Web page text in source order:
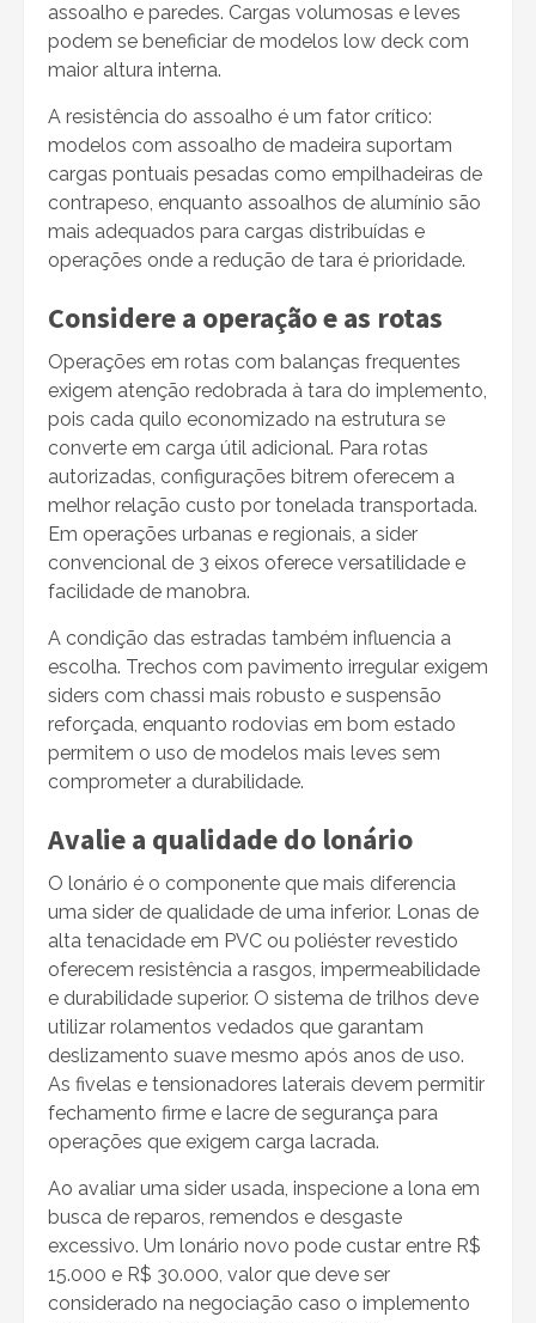
assoalho e paredes. Cargas volumosas e leves
podem se beneficiar de modelos low deck com
maior altura interna.
A resistência do assoalho é um fator crítico:
modelos com assoalho de madeira suportam
cargas pontuais pesadas como empilhadeiras de
contrapeso, enquanto assoalhos de alumínio são
mais adequados para cargas distribuídas e
operações onde a redução de tara é prioridade.
Considere a operação e as rotas
Operações em rotas com balanças frequentes
exigem atenção redobrada à tara do implemento,
pois cada quilo economizado na estrutura se
converte em carga útil adicional. Para rotas
autorizadas, configurações bitrem oferecem a
melhor relação custo por tonelada transportada.
Em operações urbanas e regionais, a sider
convencional de 3 eixos oferece versatilidade e
facilidade de manobra.
A condição das estradas também influencia a
escolha. Trechos com pavimento irregular exigem
siders com chassi mais robusto e suspensão
reforçada, enquanto rodovias em bom estado
permitem o uso de modelos mais leves sem
comprometer a durabilidade.
Avalie a qualidade do lonário
O lonário é o componente que mais diferencia
uma sider de qualidade de uma inferior. Lonas de
alta tenacidade em PVC ou poliéster revestido
oferecem resistência a rasgos, impermeabilidade
e durabilidade superior. O sistema de trilhos deve
utilizar rolamentos vedados que garantam
deslizamento suave mesmo após anos de uso.
As fivelas e tensionadores laterais devem permitir
fechamento firme e lacre de segurança para
operações que exigem carga lacrada.
Ao avaliar uma sider usada, inspecione a lona em
busca de reparos, remendos e desgaste
excessivo. Um lonário novo pode custar entre R$
15.000 e R$ 30.000, valor que deve ser
considerado na negociação caso o implemento